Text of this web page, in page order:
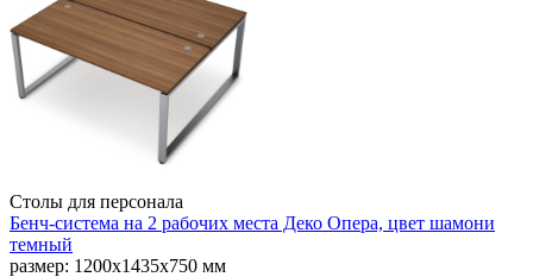
Столы для персонала
Бенч-система на 2 рабочих места Деко Опера, цвет шамони
темный
размер: 1200х1435х750 мм